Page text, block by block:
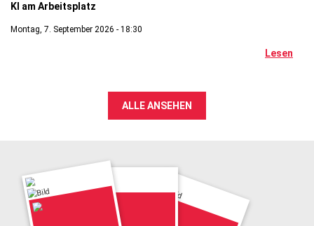
KI am Arbeitsplatz
Montag, 7. September 2026 - 18:30
Lesen
ALLE ANSEHEN